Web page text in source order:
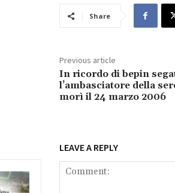
Share
Previous article
In ricordo di bepin
l’ambasciatore della
morì il 24 marzo 2006
LEAVE A REPLY